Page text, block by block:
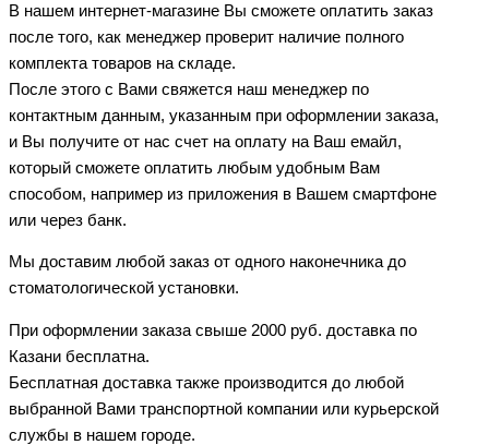
В нашем интернет-магазине Вы сможете оплатить заказ
после того, как менеджер проверит наличие полного
комплекта товаров на складе.
После этого с Вами свяжется наш менеджер по
контактным данным, указанным при оформлении заказа,
и Вы получите от нас счет на оплату на Ваш емайл,
который сможете оплатить любым удобным Вам
способом, например из приложения в Вашем смартфоне
или через банк.
Мы доставим любой заказ от одного наконечника до
стоматологической установки.
При оформлении заказа свыше 2000 руб. доставка по
Казани бесплатна.
Бесплатная доставка также производится до любой
выбранной Вами транспортной компании или курьерской
службы в нашем городе.